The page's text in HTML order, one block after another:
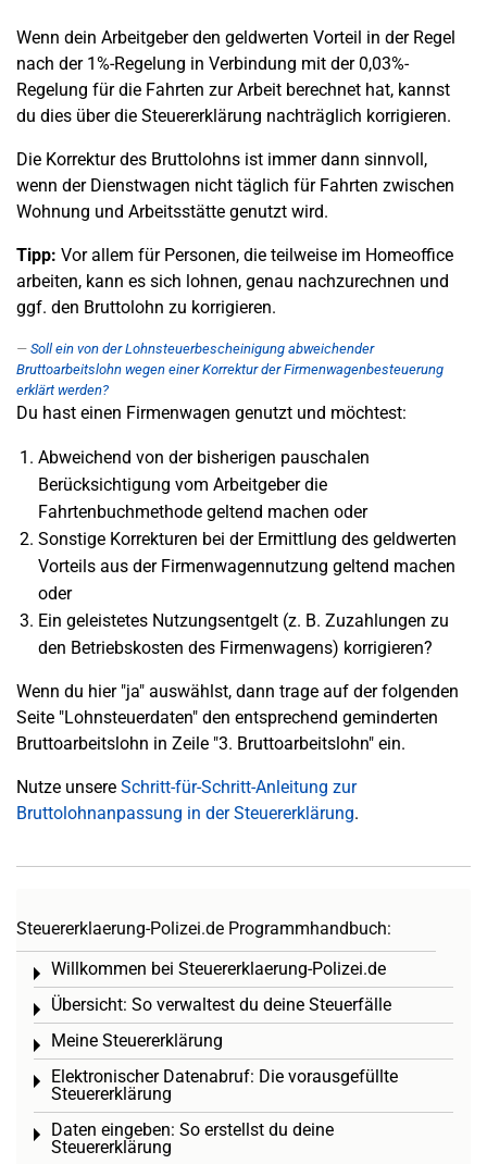
Wenn dein Arbeitgeber den geldwerten Vorteil in der Regel
nach der 1%-Regelung in Verbindung mit der 0,03%-
Regelung für die Fahrten zur Arbeit berechnet hat, kannst
du dies über die Steuererklärung nachträglich korrigieren.
Die Korrektur des Bruttolohns ist immer dann sinnvoll,
wenn der Dienstwagen nicht täglich für Fahrten zwischen
Wohnung und Arbeitsstätte genutzt wird.
Tipp: Vor allem für Personen, die teilweise im Homeoffice
arbeiten, kann es sich lohnen, genau nachzurechnen und
ggf. den Bruttolohn zu korrigieren.
Soll ein von der Lohnsteuerbescheinigung abweichender
Bruttoarbeitslohn wegen einer Korrektur der Firmenwagenbesteuerung
erklärt werden?
Du hast einen Firmenwagen genutzt und möchtest:
Abweichend von der bisherigen pauschalen
Berücksichtigung vom Arbeitgeber die
Fahrtenbuchmethode geltend machen oder
Sonstige Korrekturen bei der Ermittlung des geldwerten
Vorteils aus der Firmenwagennutzung geltend machen
oder
Ein geleistetes Nutzungsentgelt (z. B. Zuzahlungen zu
den Betriebskosten des Firmenwagens) korrigieren?
Wenn du hier "ja" auswählst, dann trage auf der folgenden
Seite "Lohnsteuerdaten" den entsprechend geminderten
Bruttoarbeitslohn in Zeile "3. Bruttoarbeitslohn" ein.
Nutze unsere Schritt-für-Schritt-Anleitung zur
Bruttolohnanpassung in der Steuererklärung.
Steuererklaerung-Polizei.de Programmhandbuch:
Willkommen bei Steuererklaerung-Polizei.de
Toggle menu
Übersicht: So verwaltest du deine Steuerfälle
Toggle menu
Meine Steuererklärung
Toggle menu
Elektronischer Datenabruf: Die vorausgefüllte
Steuererklärung
Toggle menu
Daten eingeben: So erstellst du deine
Steuererklärung
Toggle menu